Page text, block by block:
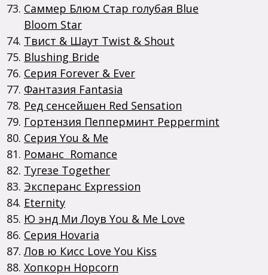
Саммер Блюм Стар голубая Blue
Bloom Star
Твист & Шаут Twist & Shout
Blushing Bride
Серия Forever & Ever
Фантазия Fantasia
Ред сенсейшен Red Sensation
Гортензия Пепперминт Peppermint
Серия You & Me
Романс Romance
Тугезе Together
Эксперанс Expression
Eternity
Ю энд Ми Лоув You & Me Love
Серия Hovaria
Лов ю Кисс Love You Kiss
Хопкорн Hopcorn